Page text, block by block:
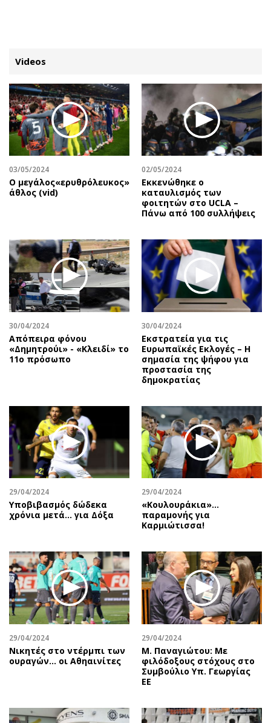
ΚΑΤΗΓΟΡΙΕΣ ΣΥΝΔΕΣΗ
Κύπρος
Παιδεία
Υγεία
Πολιτική
Βουλευτικές 2026
Δημοσκοπήσεις
Διπλωματία
Αθλητισμός
Κύπρος
Διεθνή
Κληρώσεις Allwyn
Real Estate
Επιχειρήσεις
Αγορές
Money Review
AstroBank Properties
Trends
Ενέργεια
Ελλάδα
Κόσμος
Παράξενα
Πολιτισμός
Σινεμά
Θέατρο-Χορός
Μουσική
Απόψεις
Αρθρογραφία
The Hill
Υγεία
Αγγελίες
Ενοικιάζονται
Ζητούν εργασία
Θέσεις εργασίας
Geek
Νέα
Social
Αυτοκίνηση
Αφιερώματα
Πολιτική
Οικονομία
Γενικά
Αναδρομές
Πρόσωπα
Περιβάλλον
Good Life
Γυναίκα
Showbiz
Συνταγές
Έξοδος
Media
Εκπομπές
Wine routes
Podcasts
Uncut
Προσφορές
Videos
03/05/2024
O μεγάλος«ερυθρόλευκος»
άθλος (vid)
02/05/2024
Εκκενώθηκε ο
καταυλισμός των
φοιτητών στο UCLA –
Πάνω από 100 συλλήψεις
30/04/2024
Απόπειρα φόνου
«Δημητρούι» - «Κλειδί» το
11ο πρόσωπο
30/04/2024
Εκστρατεία για τις
Eυρωπαϊκές Eκλογές – Η
σημασία της ψήφου για
προστασία της
δημοκρατίας
29/04/2024
Υποβιβασμός δώδεκα
χρόνια μετά... για Δόξα
29/04/2024
«Κουλουράκια»…
παραμονής για
Καρμιώτισσα!
29/04/2024
Νικητές στο ντέρμπι των
ουραγών… οι Αθηαινίτες
29/04/2024
Μ. Παναγιώτου: Με
φιλόδοξους στόχους στο
Συμβούλιο Υπ. Γεωργίας
ΕΕ